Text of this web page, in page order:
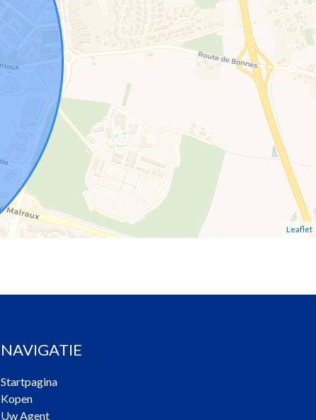
Leaflet
NAVIGATIE
Startpagina
Kopen
Uw Agent